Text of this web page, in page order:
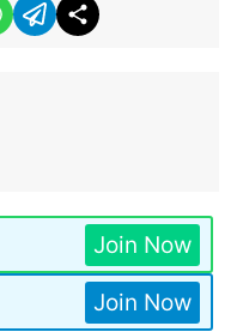
Join Now
Join Now